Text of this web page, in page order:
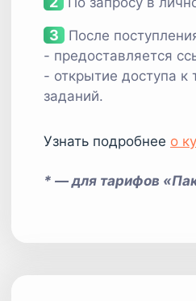
После
- предоставляется
- открытие доступа
заданий.
Узнать подробнее о
* — для тарифов